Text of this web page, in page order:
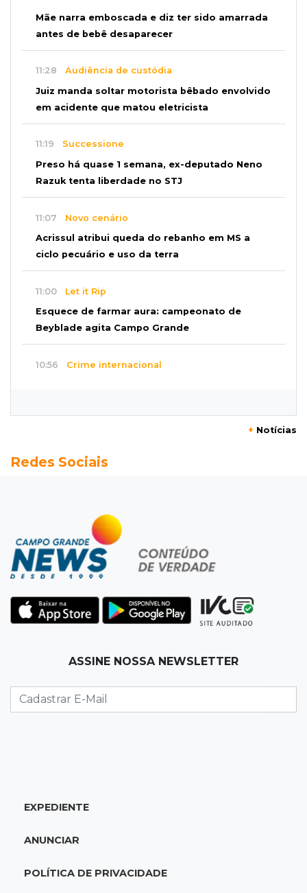
Mãe narra emboscada e diz ter sido amarrada
antes de bebê desaparecer
11:28 Audiência de custódia
Juiz manda soltar motorista bêbado envolvido
em acidente que matou eletricista
11:19 Successione
Preso há quase 1 semana, ex-deputado Neno
Razuk tenta liberdade no STJ
11:07 Novo cenário
Acrissul atribui queda do rebanho em MS a
ciclo pecuário e uso da terra
11:00 Let it Rip
Esquece de farmar aura: campeonato de
Beyblade agita Campo Grande
10:56 Crime internacional
MS já tem projetos em mercado de carbono
Licenciamento ambiental
Governador quer que Imasul assuma
licenciamento de rodovias da Rota da
Celulose
10:25 Dourados
Após brilhar na Copa LNF, goleiro do
Morte no trânsito e casamento de bisavó são
destaques da semana
Punição de agressores de mulheres precisar
+ Notícias
Redes Sociais
ASSINE NOSSA NEWSLETTER
EXPEDIENTE
ANUNCIAR
POLÍTICA DE PRIVACIDADE